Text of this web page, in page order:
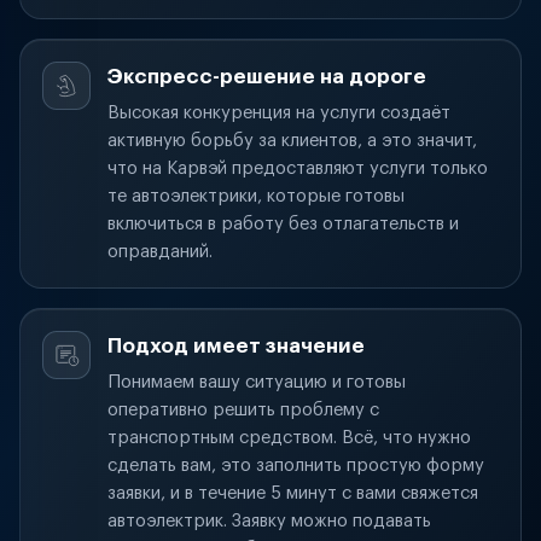
Экспресс-решение на дороге
Высокая конкуренция на услуги создаёт
активную борьбу за клиентов, а это значит,
что на Карвэй предоставляют услуги только
те автоэлектрики, которые готовы
включиться в работу без отлагательств и
оправданий.
Подход имеет значение
Понимаем вашу ситуацию и готовы
оперативно решить проблему с
транспортным средством. Всё, что нужно
сделать вам, это заполнить простую форму
заявки, и в течение 5 минут с вами свяжется
автоэлектрик. Заявку можно подавать